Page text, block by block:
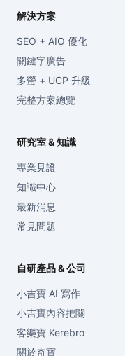
解決方案
SEO + AIO 優化
關鍵字廣告
多螢 + UCP 升級
完整方案總覽
研究室 & 知識
專業見證
知識中心
最新消息
常見問題
自研產品 & 公司
小吉寶 AI 寫作
小吉寶內容把關
客樂寶 Kerebro
關於奇寶